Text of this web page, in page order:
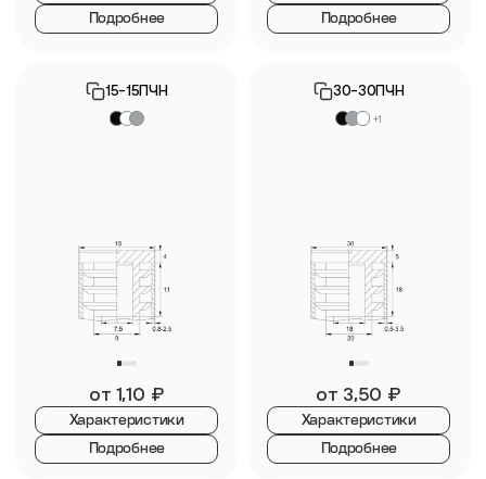
Подробнее Подробнее
15-15ПЧН
от 1,10 ₽
Характеристики
Подробнее
30-30ПЧН
+1
от 3,50 ₽
Характеристики
Подробнее